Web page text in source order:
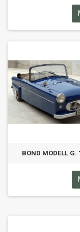
BOND MODELL G.